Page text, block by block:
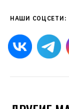
НАШИ СОЦСЕТИ: